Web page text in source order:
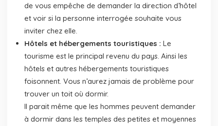
de vous empêche de demander la direction d’hôtel
et voir si la personne interrogée souhaite vous
inviter chez elle.
Hôtels et hébergements touristiques : Le
tourisme est le principal revenu du pays. Ainsi les
hôtels et autres hébergements touristiques
foisonnent. Vous n’aurez jamais de problème pour
trouver un toit où dormir.
Il parait même que les hommes peuvent demander
à dormir dans les temples des petites et moyennes